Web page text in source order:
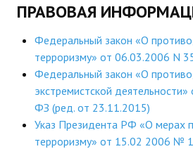
Готовимся к новому учебному году
ДПО
Профессиональная переподготовка
Повышение квалификации
КОНТАКТЫ
ПРАВОВАЯ
Федеральный закон «О
терроризму» от 06.03.2006 N
Федеральный закон «О
экстремистской
ФЗ (ред. от 23.11.2015)
Указ Президента РФ «О мерах
терроризму» от 15.02 2006 №